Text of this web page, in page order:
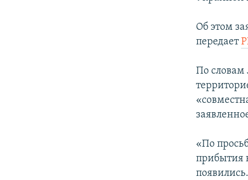
Об этом
передает
По
«По
прибытия